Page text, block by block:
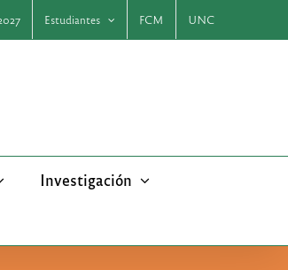
Estudiantes FCM UNC
Investigación